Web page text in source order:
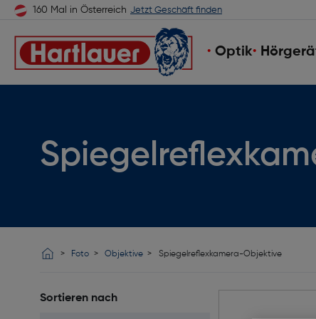
160 Mal in Österreich Jetzt Geschäft finden
Optik
Foto Objektive Spiegelreflexkamera-Objektive
Sortieren nach